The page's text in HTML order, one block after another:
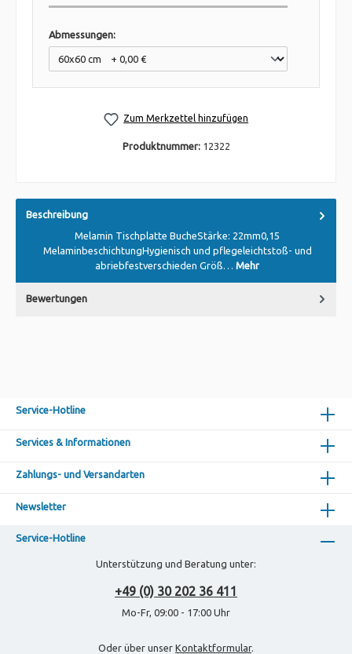
Abmessungen:
Zum Merkzettel hinzufügen
Produktnummer: 12322
Beschreibung
Melamin Tischplatte BucheStärke: 22mm0,15
MelaminbeschichtungHygienisch und pflegeleichtstoß- und
abriebfestverschieden Größ… Mehr
Bewertungen
Service-Hotline
Services & Informationen
Zahlungs- und Versandarten
Newsletter
Service-Hotline
Unterstützung und Beratung unter:
+49 (0) 30 202 36 411
Mo-Fr, 09:00 - 17:00 Uhr
Oder über unser Kontaktformular.